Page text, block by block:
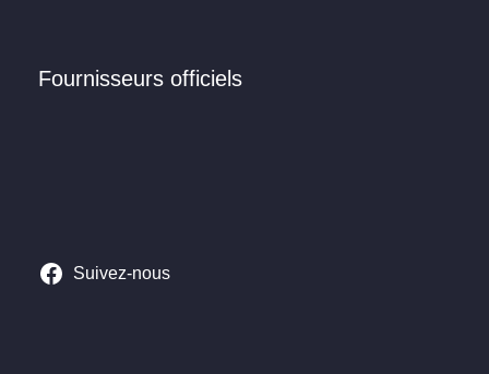
Fournisseurs officiels
Suivez-nous